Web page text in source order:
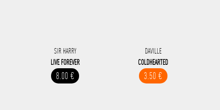
SIR HARRY
LIVE FOREVER
8.00 €
DAVILLE
COLDHEARTED
3.50 €